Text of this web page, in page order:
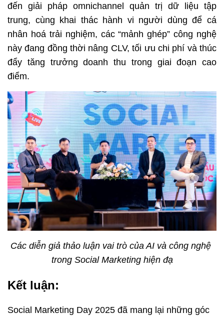
đến giải pháp omnichannel quản trị dữ liệu tập
trung, cùng khai thác hành vi người dùng để cá
nhân hoá trải nghiệm, các “mảnh ghép” công nghệ
này đang đồng thời nâng CLV, tối ưu chi phí và thúc
đẩy tăng trưởng doanh thu trong giai đoạn cao
điểm.
Các diễn giả thảo luận vai trò của AI và công nghệ
trong Social Marketing hiện đạ
Kết luận:
Social Marketing Day 2025 đã mang lại những góc